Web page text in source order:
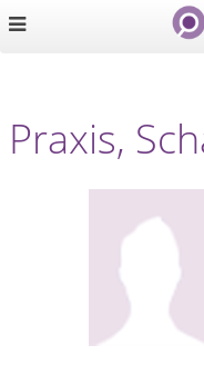
Praxis,